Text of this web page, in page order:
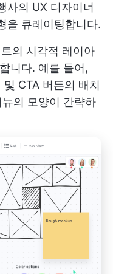
사의 UX 디자이너
을 큐레이팅합니다.
의 시각적 레이아
니다. 예를 들어,
CTA 버튼의 배치
의 모양이 간략하